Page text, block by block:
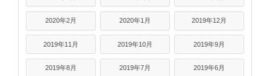
2020年2月 2020年1月 2019年12月
2019年11月 2019年10月 2019年9月
2019年8月 2019年7月 2019年6月